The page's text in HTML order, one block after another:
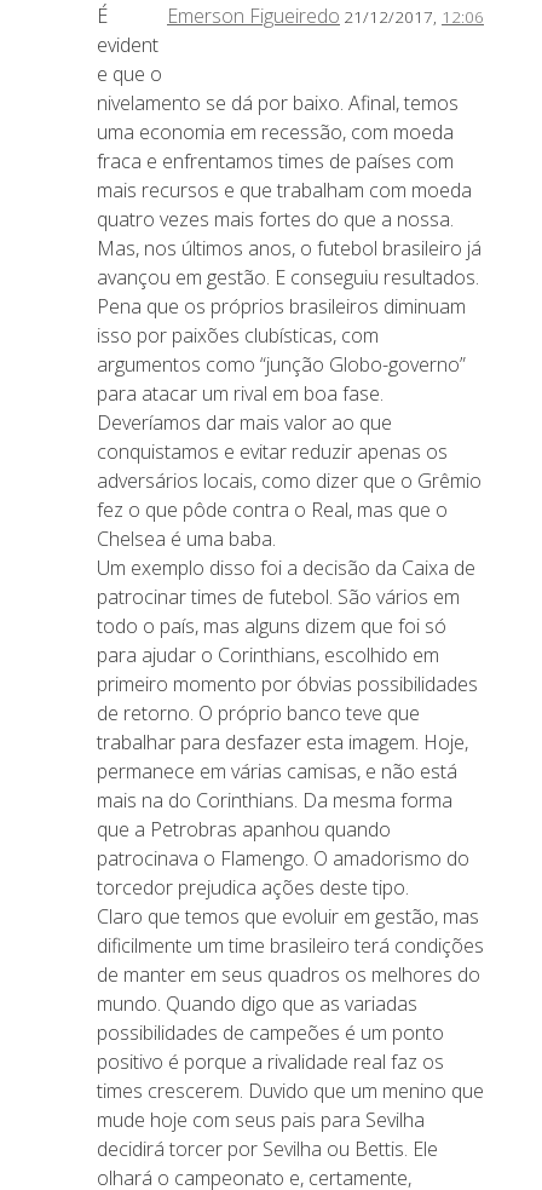
Emerson Figueiredo 21/12/2017, 12:06
É
evident
e que o
nivelamento se dá por baixo. Afinal, temos
uma economia em recessão, com moeda
fraca e enfrentamos times de países com
mais recursos e que trabalham com moeda
quatro vezes mais fortes do que a nossa.
Mas, nos últimos anos, o futebol brasileiro já
avançou em gestão. E conseguiu resultados.
Pena que os próprios brasileiros diminuam
isso por paixões clubísticas, com
argumentos como “junção Globo-governo”
para atacar um rival em boa fase.
Deveríamos dar mais valor ao que
conquistamos e evitar reduzir apenas os
adversários locais, como dizer que o Grêmio
fez o que pôde contra o Real, mas que o
Chelsea é uma baba.
Um exemplo disso foi a decisão da Caixa de
patrocinar times de futebol. São vários em
todo o país, mas alguns dizem que foi só
para ajudar o Corinthians, escolhido em
primeiro momento por óbvias possibilidades
de retorno. O próprio banco teve que
trabalhar para desfazer esta imagem. Hoje,
permanece em várias camisas, e não está
mais na do Corinthians. Da mesma forma
que a Petrobras apanhou quando
patrocinava o Flamengo. O amadorismo do
torcedor prejudica ações deste tipo.
Claro que temos que evoluir em gestão, mas
dificilmente um time brasileiro terá condições
de manter em seus quadros os melhores do
mundo. Quando digo que as variadas
possibilidades de campeões é um ponto
positivo é porque a rivalidade real faz os
times crescerem. Duvido que um menino que
mude hoje com seus pais para Sevilha
decidirá torcer por Sevilha ou Bettis. Ele
olhará o campeonato e, certamente,